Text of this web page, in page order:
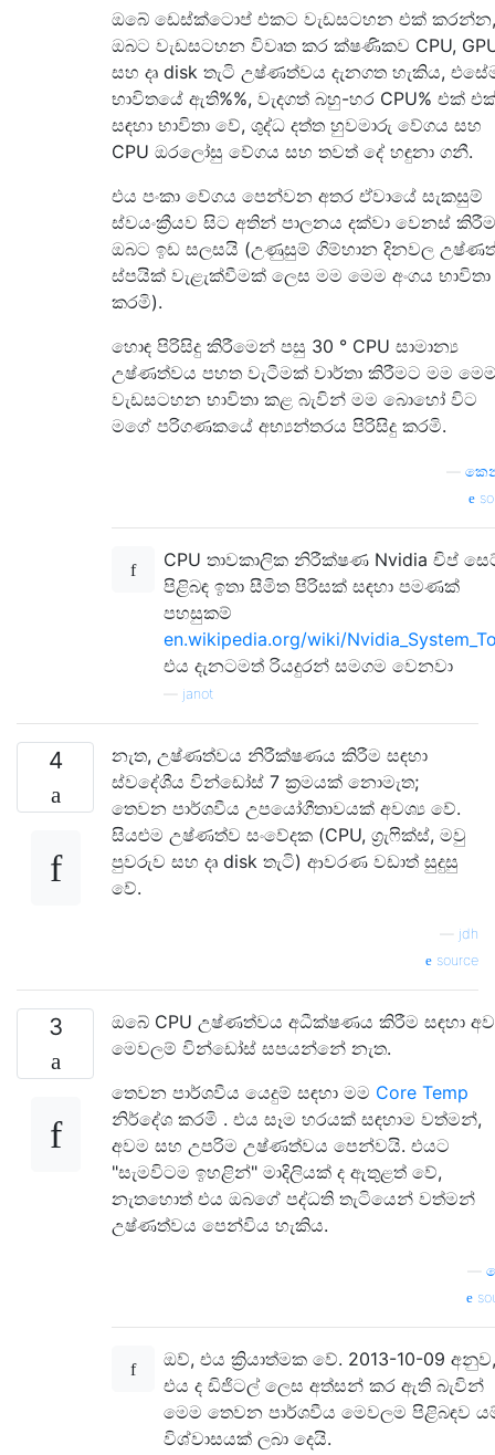
ඔබේ ඩෙස්ක්ටොප් එකට වැඩසටහන එක් කරන්න,
ඔබට වැඩසටහන විවෘත කර ක්ෂණිකව CPU,
සහ දෘ disk තැටි උෂ්ණත්වය දැනගත හැකිය,
භාවිතයේ ඇති%%, වැදගත් බහු-හර CPU% එක්
සඳහා භාවිතා වේ, ශුද්ධ දත්ත හුවමාරු වේගය සහ
CPU ඔරලෝසු වේගය සහ තවත් දේ හඳුනා ගනී.
එය පංකා වේගය පෙන්වන අතර ඒවායේ සැකසුම්
ස්වයංක්‍රීයව සිට අතින් පාලනය දක්වා වෙනස්
ඔබට ඉඩ සලසයි (උණුසුම් ගිම්හාන දිනවල
ස්පයික් වැළැක්වීමක් ලෙස මම මෙම අංගය භාවිතා
කරමි).
හොඳ පිරිසිදු කිරීමෙන් පසු 30 ° CPU සාමාන්‍ය
උෂ්ණත්වය පහත වැටීමක් වාර්තා කිරීමට මම
වැඩසටහන භාවිතා කළ බැවින් මම බොහෝ විට
මගේ පරිගණකයේ අභ්‍යන්තරය පිරිසිදු කරමි.
CPU තාවකාලික නිරීක්ෂණ Nvidia චිප්
පිළිබඳ ඉතා සීමිත පිරිසක් සඳහා පමණක්
පහසුකම්
en.wikipedia.org/wiki/
එය දැනටමත් රියදුරන් සමගම වෙනවා
janot
4
නැත, උෂ්ණත්වය නිරීක්ෂණය කිරීම සඳහා
ස්වදේශීය වින්ඩෝස් 7 ක්‍රමයක් නොමැත;
තෙවන පාර්ශවීය උපයෝගීතාවයක් අවශ්‍ය වේ.
සියළුම උෂ්ණත්ව සංවේදක (CPU, ග්‍රැෆික්ස්, මවු
පුවරුව සහ දෘ disk තැටි) ආවරණ වඩාත් සුදුසු
වේ.
jdh
source
3
ඔබේ CPU උෂ්ණත්වය අධීක්ෂණය කිරීම සඳහා
මෙවලම් වින්ඩෝස් සපයන්නේ නැත.
තෙවන පාර්ශවීය යෙදුම් සඳහා මම Core Temp
නිර්දේශ කරමි . එය සෑම හරයක් සඳහාම වත්මන්,
අවම සහ උපරිම උෂ්ණත්වය පෙන්වයි. එයට
"සැමවිටම ඉහළින්" මාදිලියක් ද ඇතුළත් වේ,
නැතහොත් එය ඔබගේ පද්ධති තැටියෙන් වත්මන්
උෂ්ණත්වය පෙන්විය හැකිය.
ඔව්, එය ක්‍රියාත්මක වේ. 2013-10-09 අනුව,
එය ද ඩිජිටල් ලෙස අත්සන් කර ඇති බැවින්
මෙම තෙවන පාර්ශවීය මෙවලම පිළිබඳව
විශ්වාසයක් ලබා දෙයි.